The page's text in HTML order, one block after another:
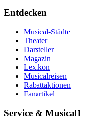
Entdecken
Musical-Städte
Theater
Darsteller
Magazin
Lexikon
Musicalreisen
Rabattaktionen
Fanartikel
Service & Musical1